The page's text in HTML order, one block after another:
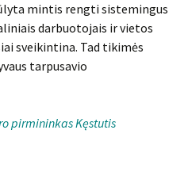
mintis rengti sistemingus
darbuotojais ir vietos
sveikintina. Tad tikimės
tarpusavio
pirmininkas Kęstutis